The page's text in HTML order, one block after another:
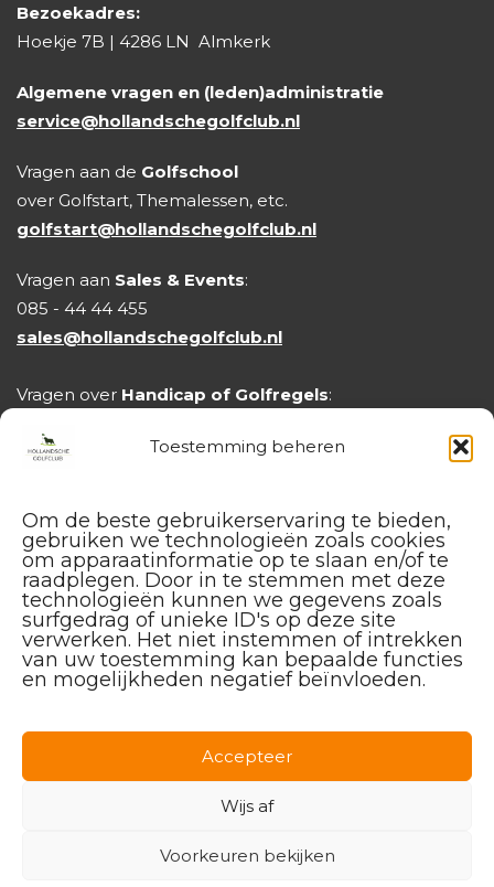
Toestemming beheren
Om de beste gebruikerservaring te bieden,
gebruiken we technologieën zoals cookies
om apparaatinformatie op te slaan en/of te
raadplegen. Door in te stemmen met deze
technologieën kunnen we gegevens zoals
surfgedrag of unieke ID's op deze site
verwerken. Het niet instemmen of intrekken
van uw toestemming kan bepaalde functies
en mogelijkheden negatief beïnvloeden.
Accepteer
Wijs af
Voorkeuren bekijken
Bezoekadres:
Hoekje 7B | 4286 LN Almkerk
Algemene vragen en (leden)administratie
service@hollandschegolfclub.nl
Vragen aan de Golfschool
over Golfstart, Themalessen, etc.
golfstart@hollandschegolfclub.nl
Vragen aan Sales & Events:
085 - 44 44 455
sales@hollandschegolfclub.nl
Vragen over Handicap of Golfregels:
Instagram